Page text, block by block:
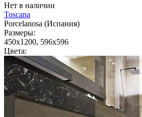
Нет в наличии
Toscana
Porcelanosa (Испания)
Размеры:
450x1200, 596x596
Цвета: